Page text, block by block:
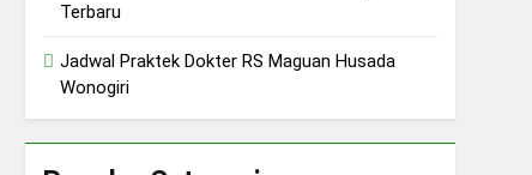
Terbaru
Jadwal Praktek Dokter RS Maguan Husada
Wonogiri